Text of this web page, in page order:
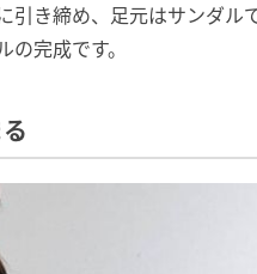
き締め、足元はサンダル
完成です。